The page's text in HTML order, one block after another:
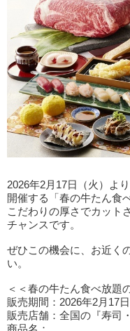
2026年2月17日（火）よ
開催する「春の牛たん食
こだわりの厚さでカット
チャンスです。
ぜひこの機会に、お近く
い。
＜＜春の牛たん食べ放題
販売期間：2026年2月17
販売店舗：全国の『寿司
商品名：